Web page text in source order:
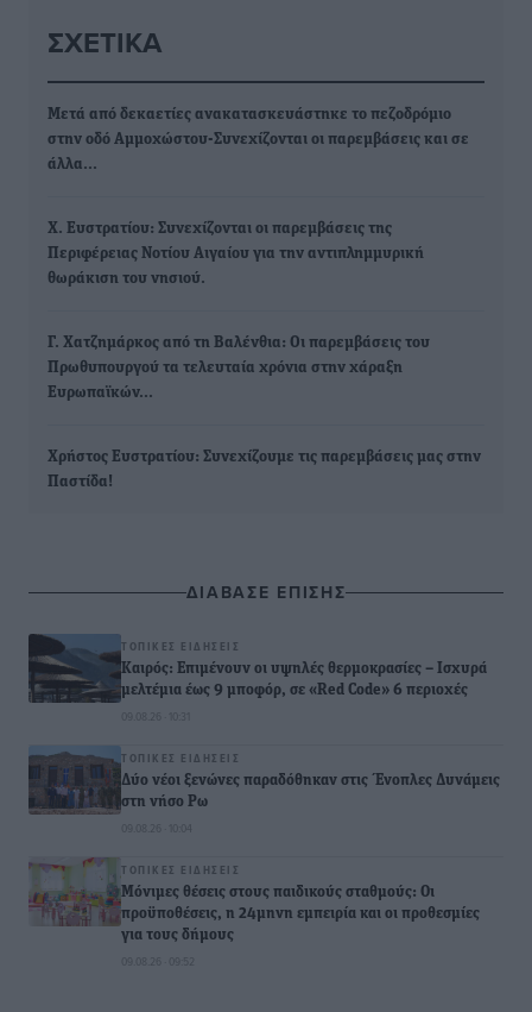
ΣΧΕΤΙΚΆ
Μετά από δεκαετίες ανακατασκευάστηκε το πεζοδρόμιο
στην οδό Αμμοχώστου-Συνεχίζονται οι παρεμβάσεις και σε
άλλα…
Χ. Ευστρατίου: Συνεχίζονται οι παρεμβάσεις της
Περιφέρειας Νοτίου Αιγαίου για την αντιπλημμυρική
θωράκιση του νησιού.
Γ. Χατζημάρκος από τη Βαλένθια: Οι παρεμβάσεις του
Πρωθυπουργού τα τελευταία χρόνια στην χάραξη
Ευρωπαϊκών…
Χρήστος Ευστρατίου: Συνεχίζουμε τις παρεμβάσεις μας στην
Παστίδα!
ΔΙΑΒΑΣΕ ΕΠΙΣΗΣ
ΤΟΠΙΚΈΣ ΕΙΔΉΣΕΙΣ
Καιρός: Επιμένουν οι υψηλές θερμοκρασίες – Ισχυρά
μελτέμια έως 9 μποφόρ, σε «Red Code» 6 περιοχές
09.08.26 · 10:31
ΤΟΠΙΚΈΣ ΕΙΔΉΣΕΙΣ
Δύο νέοι ξενώνες παραδόθηκαν στις Ένοπλες Δυνάμεις
στη νήσο Ρω
09.08.26 · 10:04
ΤΟΠΙΚΈΣ ΕΙΔΉΣΕΙΣ
Μόνιμες θέσεις στους παιδικούς σταθμούς: Οι
προϋποθέσεις, η 24μηνη εμπειρία και οι προθεσμίες
για τους δήμους
09.08.26 · 09:52